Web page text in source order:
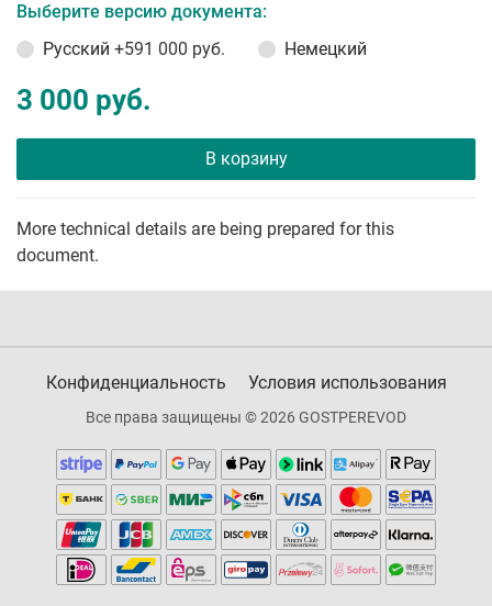
Выберите версию документа:
Русский +591 000 руб. Немецкий
3 000 руб.
В корзину
More technical details are being prepared for this
document.
Конфиденциальность Условия использования
Все права защищены © 2026 GOSTPEREVOD